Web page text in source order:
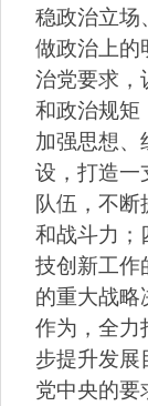
稳政治立场
做政治上的
治党要求，
和政治规矩
加强思想、
设，打造一
队伍，不
和战斗力；
技创新工作
的重大战略
作为，全力
步提升发展
党中央的要